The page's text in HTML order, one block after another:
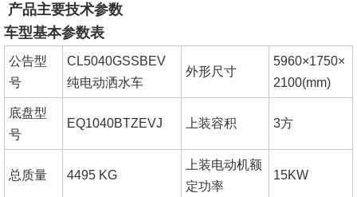
产品主要技术参数
车型基本参数表
公告型
号
CL5040GSSBEV
纯电动洒水车
外形尺寸
5960×1750×
2100(mm)
底盘型
号
EQ1040BTZEVJ 上装容积 3方
总质量 4495 KG
上装电动机额
定功率
15KW